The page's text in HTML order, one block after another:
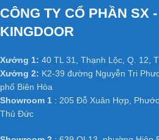
CÔNG TY CỔ PHẦN SX
KINGDOOR
Xưởng 1: 40 TL 31, Thạnh Lộc, Q. 12,
Xưởng 2: K2-39 đường Nguyễn Tri
phố Biên Hòa
Showroom 1 : 205 Đỗ Xuân Hợp,
Thủ Đức